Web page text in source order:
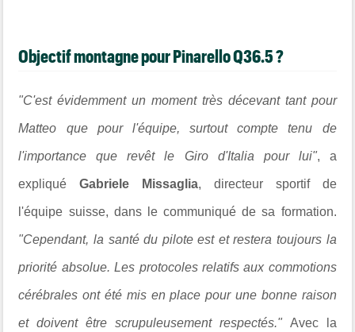
Objectif montagne pour Pinarello Q36.5 ?
"C'est évidemment un moment très décevant tant pour
Matteo que pour l'équipe, surtout compte tenu de
l'importance que revêt le Giro d'Italia pour lui", a
expliquéGabriele Missaglia, directeur sportif de
l'équipe suisse, dans le communiqué de sa formation.
"Cependant, la santé du pilote est et restera toujours la
priorité absolue. Les protocoles relatifs aux commotions
cérébrales ont été mis en place pour une bonne raison
et doivent être scrupuleusement respectés." Avec la